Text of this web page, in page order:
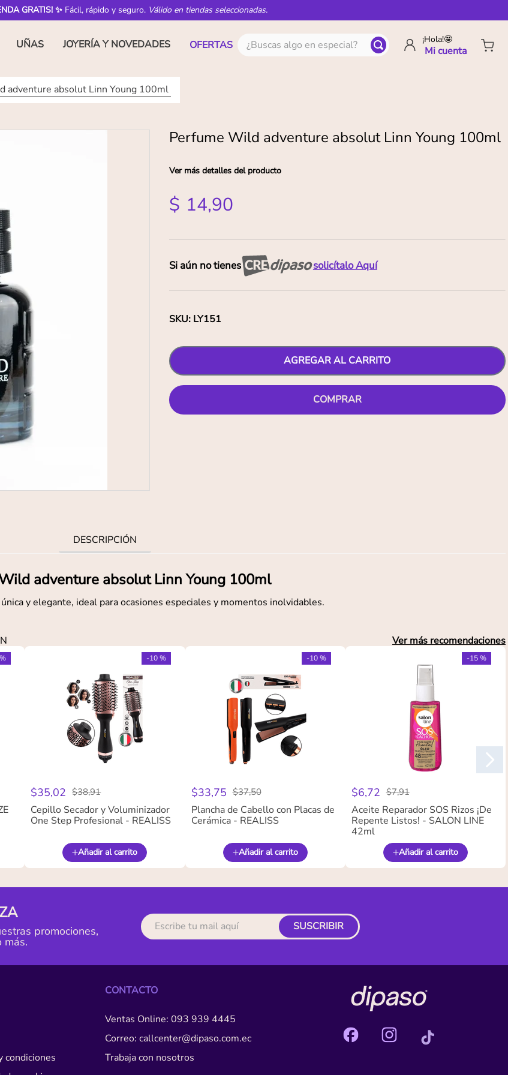
GRATIS! ✨ Fácil, rápido y seguro. Válido en tiendas seleccionadas.
UÑAS JOYERÍA Y NOVEDADES OFERTAS ¿Buscas algo en especial? ¡Hola!🤩
adventure absolut Linn Young 100ml
Perfume Wild adventure absolut Linn Young 100ml
Ver más detalles del producto
$ 14,90
Si aún no tienes solicítalo Aquí
SKU: LY151
AGREGAR AL CARRITO
COMPRAR
DESCRIPCIÓN
adventure absolut Linn Young 100ml
y elegante, ideal para ocasiones especiales y momentos inolvidables.
Ver más recomendaciones
-10 %
$35,02 $38,91
Cepillo Secador y Voluminizador
One Step Profesional - REALISS
Añadir al carrito
-10 %
$33,75 $37,50
Plancha de Cabello con Placas de
Cerámica - REALISS
Añadir al carrito
-15 %
$6,72 $7,91
Aceite Reparador SOS Rizos ¡De
Repente Listos! - SALON LINE
42ml
Añadir al carrito
promociones,
más.
SUSCRIBIR
condiciones
CONTACTO
Ventas Online: 093 939 4445
Correo: callcenter@dipaso.com.ec
Trabaja con nosotros